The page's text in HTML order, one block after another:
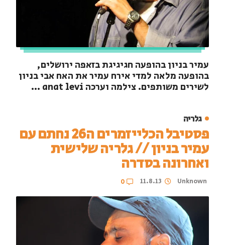
עמיר בניון בהופעה חגיגיגת בזאפה ירושלים,
בהופעה מלאה למדי אירח עמיר את האח אבי בניון
לשירים משותפים. צילמה וערכה anat levi ...
גלריה
פסטיבל הכלייזמרים ה26 נחתם עם
עמיר בניון // גלריה שלישית
ואחרונה בסדרה
Unknown
11.8.13
0